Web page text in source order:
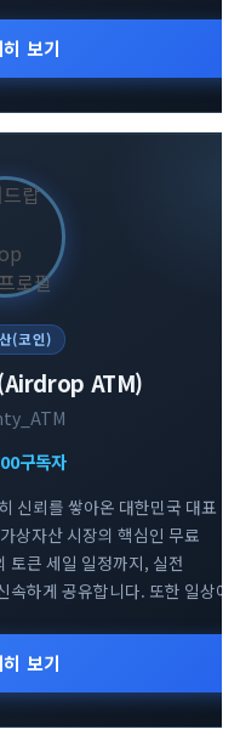
램 그룹)을 통해 커뮤니티
트를 공유하고 있습니다.
름을 가장 먼저 파악하고
.
보기
(코인)
ATM)
구독자
신뢰를 쌓아온 대한민국 대표
상자산 시장의 핵심인 무료
토큰 세일 일정까지, 실전
속하게 공유합니다. 또한 일상에
크립토 투자를 시작하고 싶다면
보기